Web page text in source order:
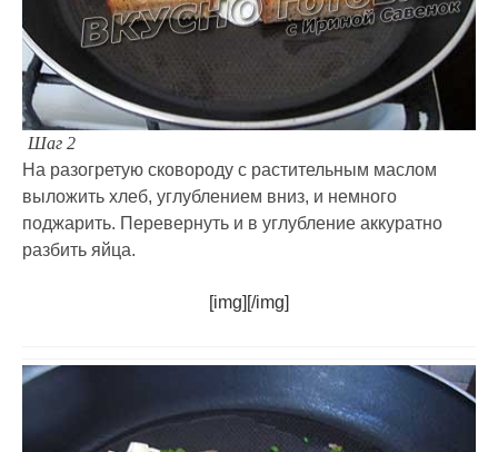
Шаг 2
На разогретую сковороду с растительным маслом
выложить хлеб, углублением вниз, и немного
поджарить. Перевернуть и в углубление аккуратно
разбить яйца.
[img][/img]